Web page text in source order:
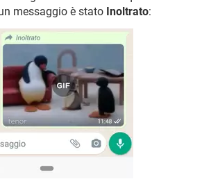
messaggio è stato Inoltrato: